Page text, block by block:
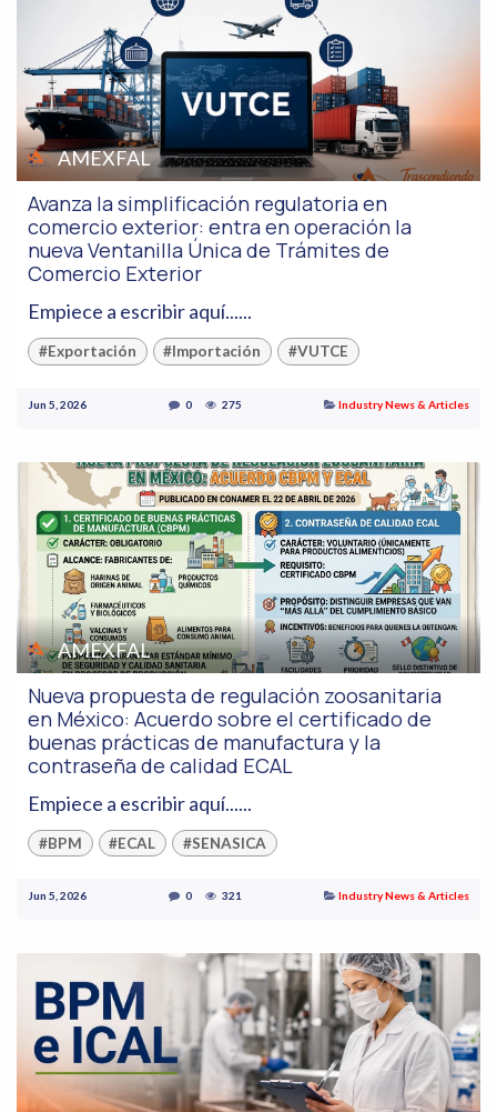
AMEXFAL
Avanza la simplificación regulatoria en
comercio exterior: entra en operación la
nueva Ventanilla Única de Trámites de
Comercio Exterior
Empiece a escribir aquí......
#Exportación #Importación #VUTCE
Jun 5, 2026 0 275 Industry News & Articles
AMEXFAL
Nueva propuesta de regulación zoosanitaria
en México: Acuerdo sobre el certificado de
buenas prácticas de manufactura y la
contraseña de calidad ECAL
Empiece a escribir aquí......
#BPM #ECAL #SENASICA
Jun 5, 2026 0 321 Industry News & Articles